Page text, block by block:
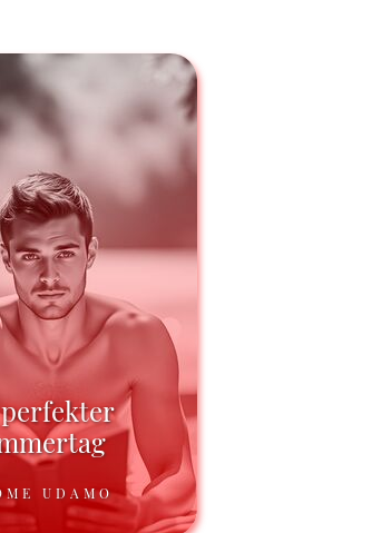
UDAMO